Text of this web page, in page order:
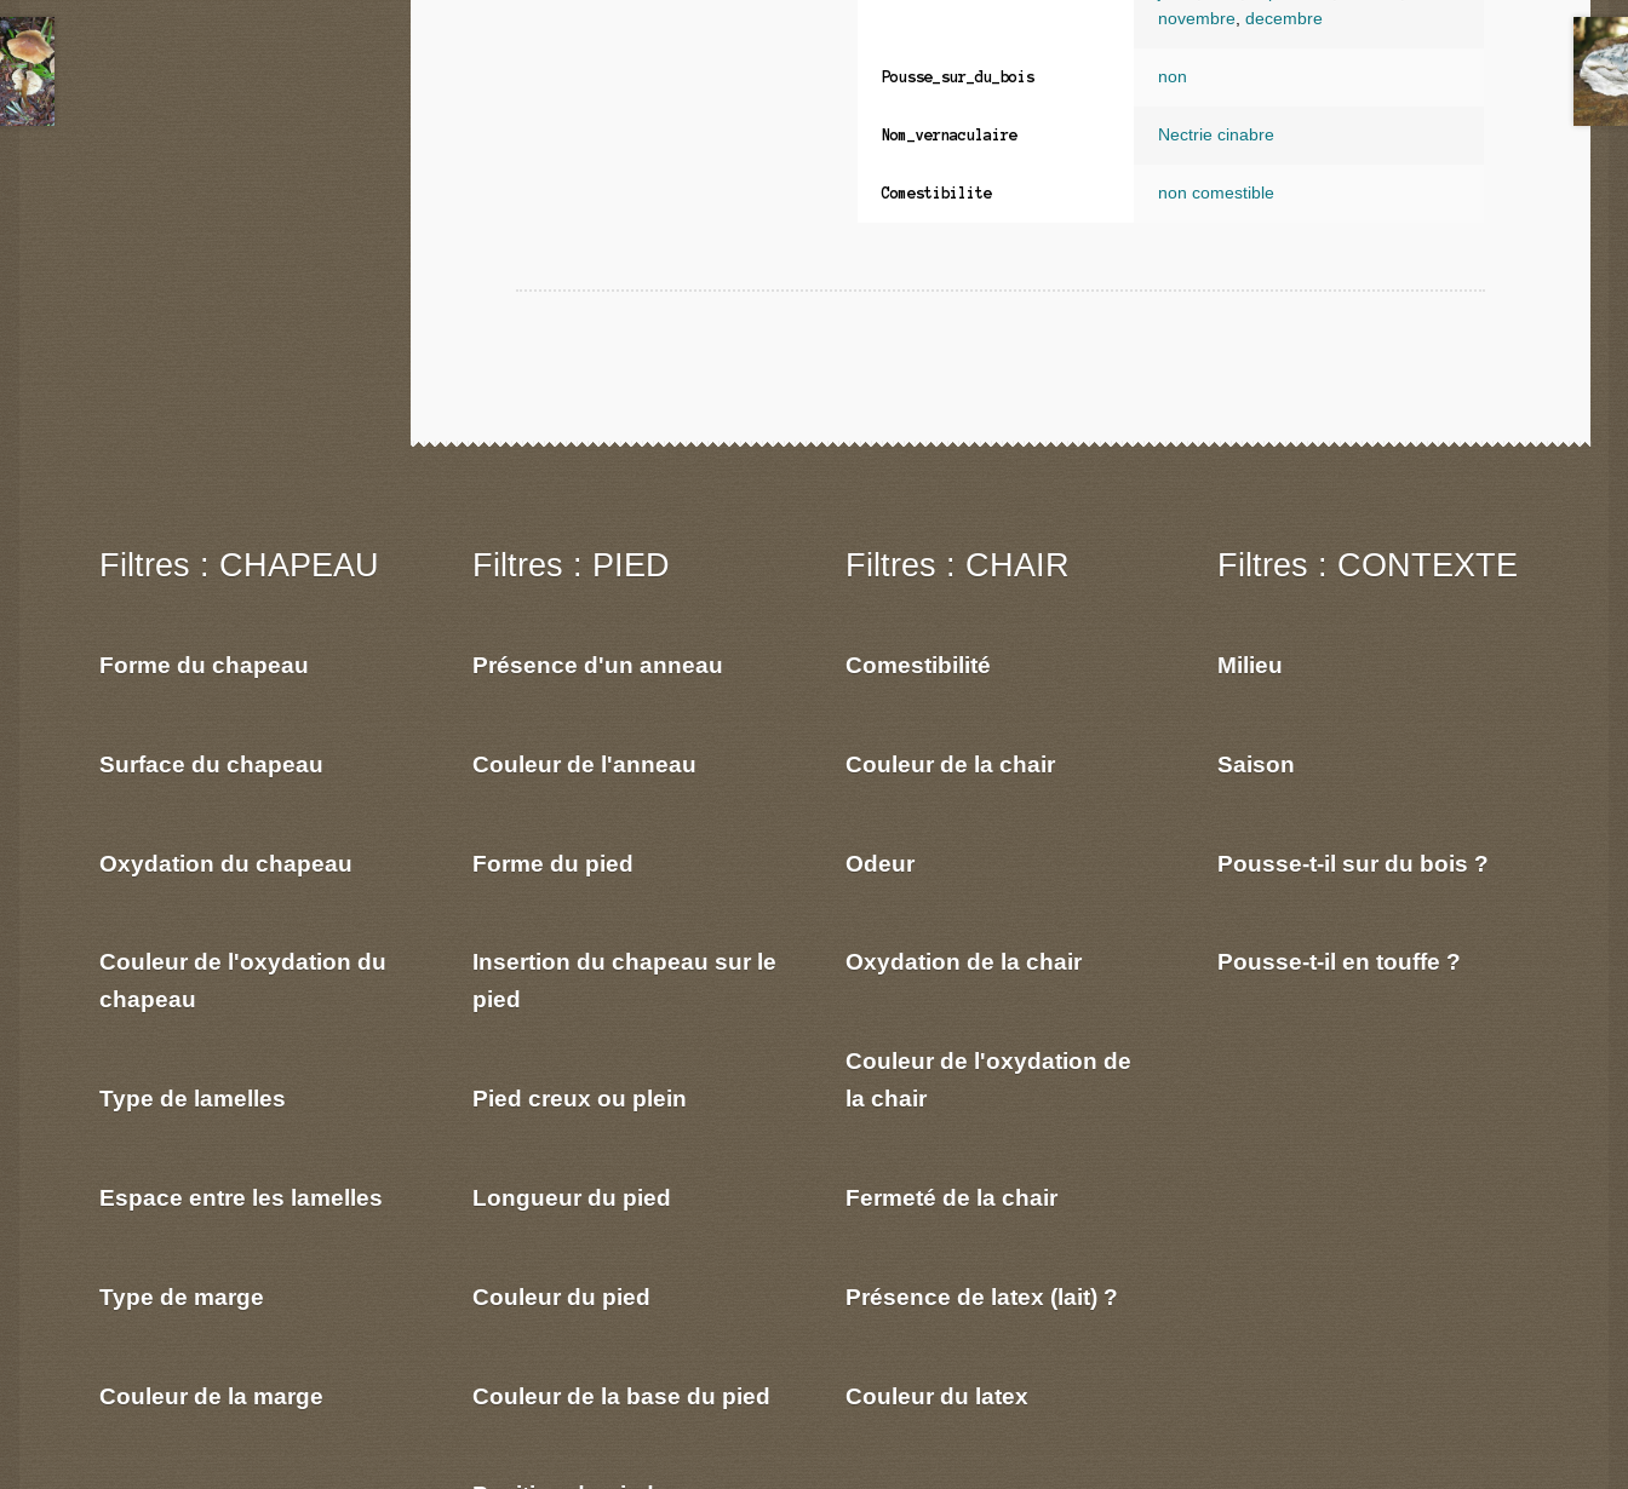
novembre, decembre
Pousse_sur_du_bois non
Nom_vernaculaire Nectrie cinabre
Comestibilite non comestible
Filtres : CHAPEAU
Forme du chapeau
Surface du chapeau
Oxydation du chapeau
Couleur de l'oxydation du
chapeau
Type de lamelles
Espace entre les lamelles
Type de marge
Couleur de la marge
Filtres : PIED
Présence d'un anneau
Couleur de l'anneau
Forme du pied
Insertion du chapeau sur le
pied
Pied creux ou plein
Longueur du pied
Couleur du pied
Couleur de la base du pied
Filtres : CHAIR
Comestibilité
Couleur de la chair
Odeur
Oxydation de la chair
Couleur de l'oxydation de
la chair
Fermeté de la chair
Présence de latex (lait) ?
Couleur du latex
Filtres : CONTEXTE
Milieu
Saison
Pousse-t-il sur du bois ?
Pousse-t-il en touffe ?